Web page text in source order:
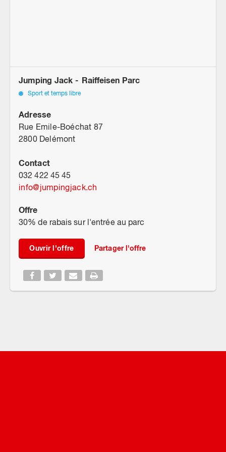
Jumping Jack - Raiffeisen Parc
Sport et temps libre
Adresse
Rue Emile-Boéchat 87
2800 Delémont
Contact
032 422 45 45
info@jumpingjack.ch
Offre
30% de rabais sur l'entrée au parc
Ouvrir l'offre Partager l'offre